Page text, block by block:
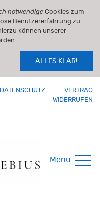
notwendige Cookies zum
Benutzererfahrung zu
können unserer
ALLES KLAR!
DATENSCHUTZ
VERTRAG
WIDERRUFEN
Menü